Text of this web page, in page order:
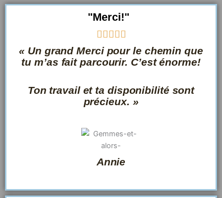
"Merci!"
    N
t
s
u
« Un grand Merci pour le chemin que
tu m’as fait parcourir. C’est énorme!
Ton travail et ta disponibilité sont
précieux. »
Annie